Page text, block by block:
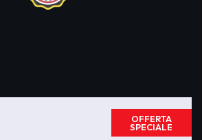
OFFERTA
SPECIALE